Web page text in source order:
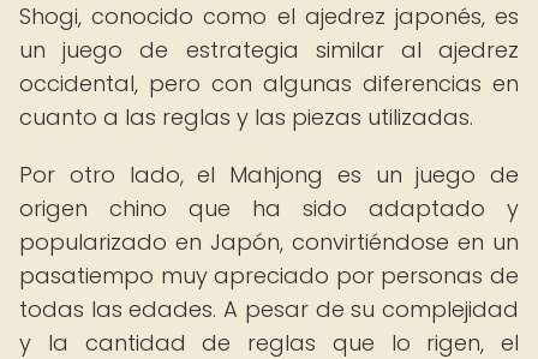
Shogi, conocido como el ajedrez japonés, es
un juego de estrategia similar al ajedrez
occidental, pero con algunas diferencias en
cuanto a las reglas y las piezas utilizadas.
Por otro lado, el Mahjong es un juego de
origen chino que ha sido adaptado y
popularizado en Japón, convirtiéndose en un
pasatiempo muy apreciado por personas de
todas las edades. A pesar de su complejidad
y la cantidad de reglas que lo rigen, el